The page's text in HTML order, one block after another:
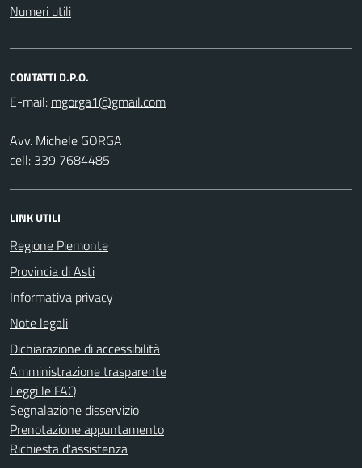
Numeri utili
CONTATTI D.P.O.
E-mail:
Avv. Michele GORGA
cell: 339 7684485
LINK UTILI
Regione Piemonte
Provincia di Asti
Informativa privacy
Note legali
Dichiarazione di accessibilità
Amministrazione trasparente
Leggi le FAQ
Segnalazione disservizio
Prenotazione appuntamento
Richiesta d'assistenza